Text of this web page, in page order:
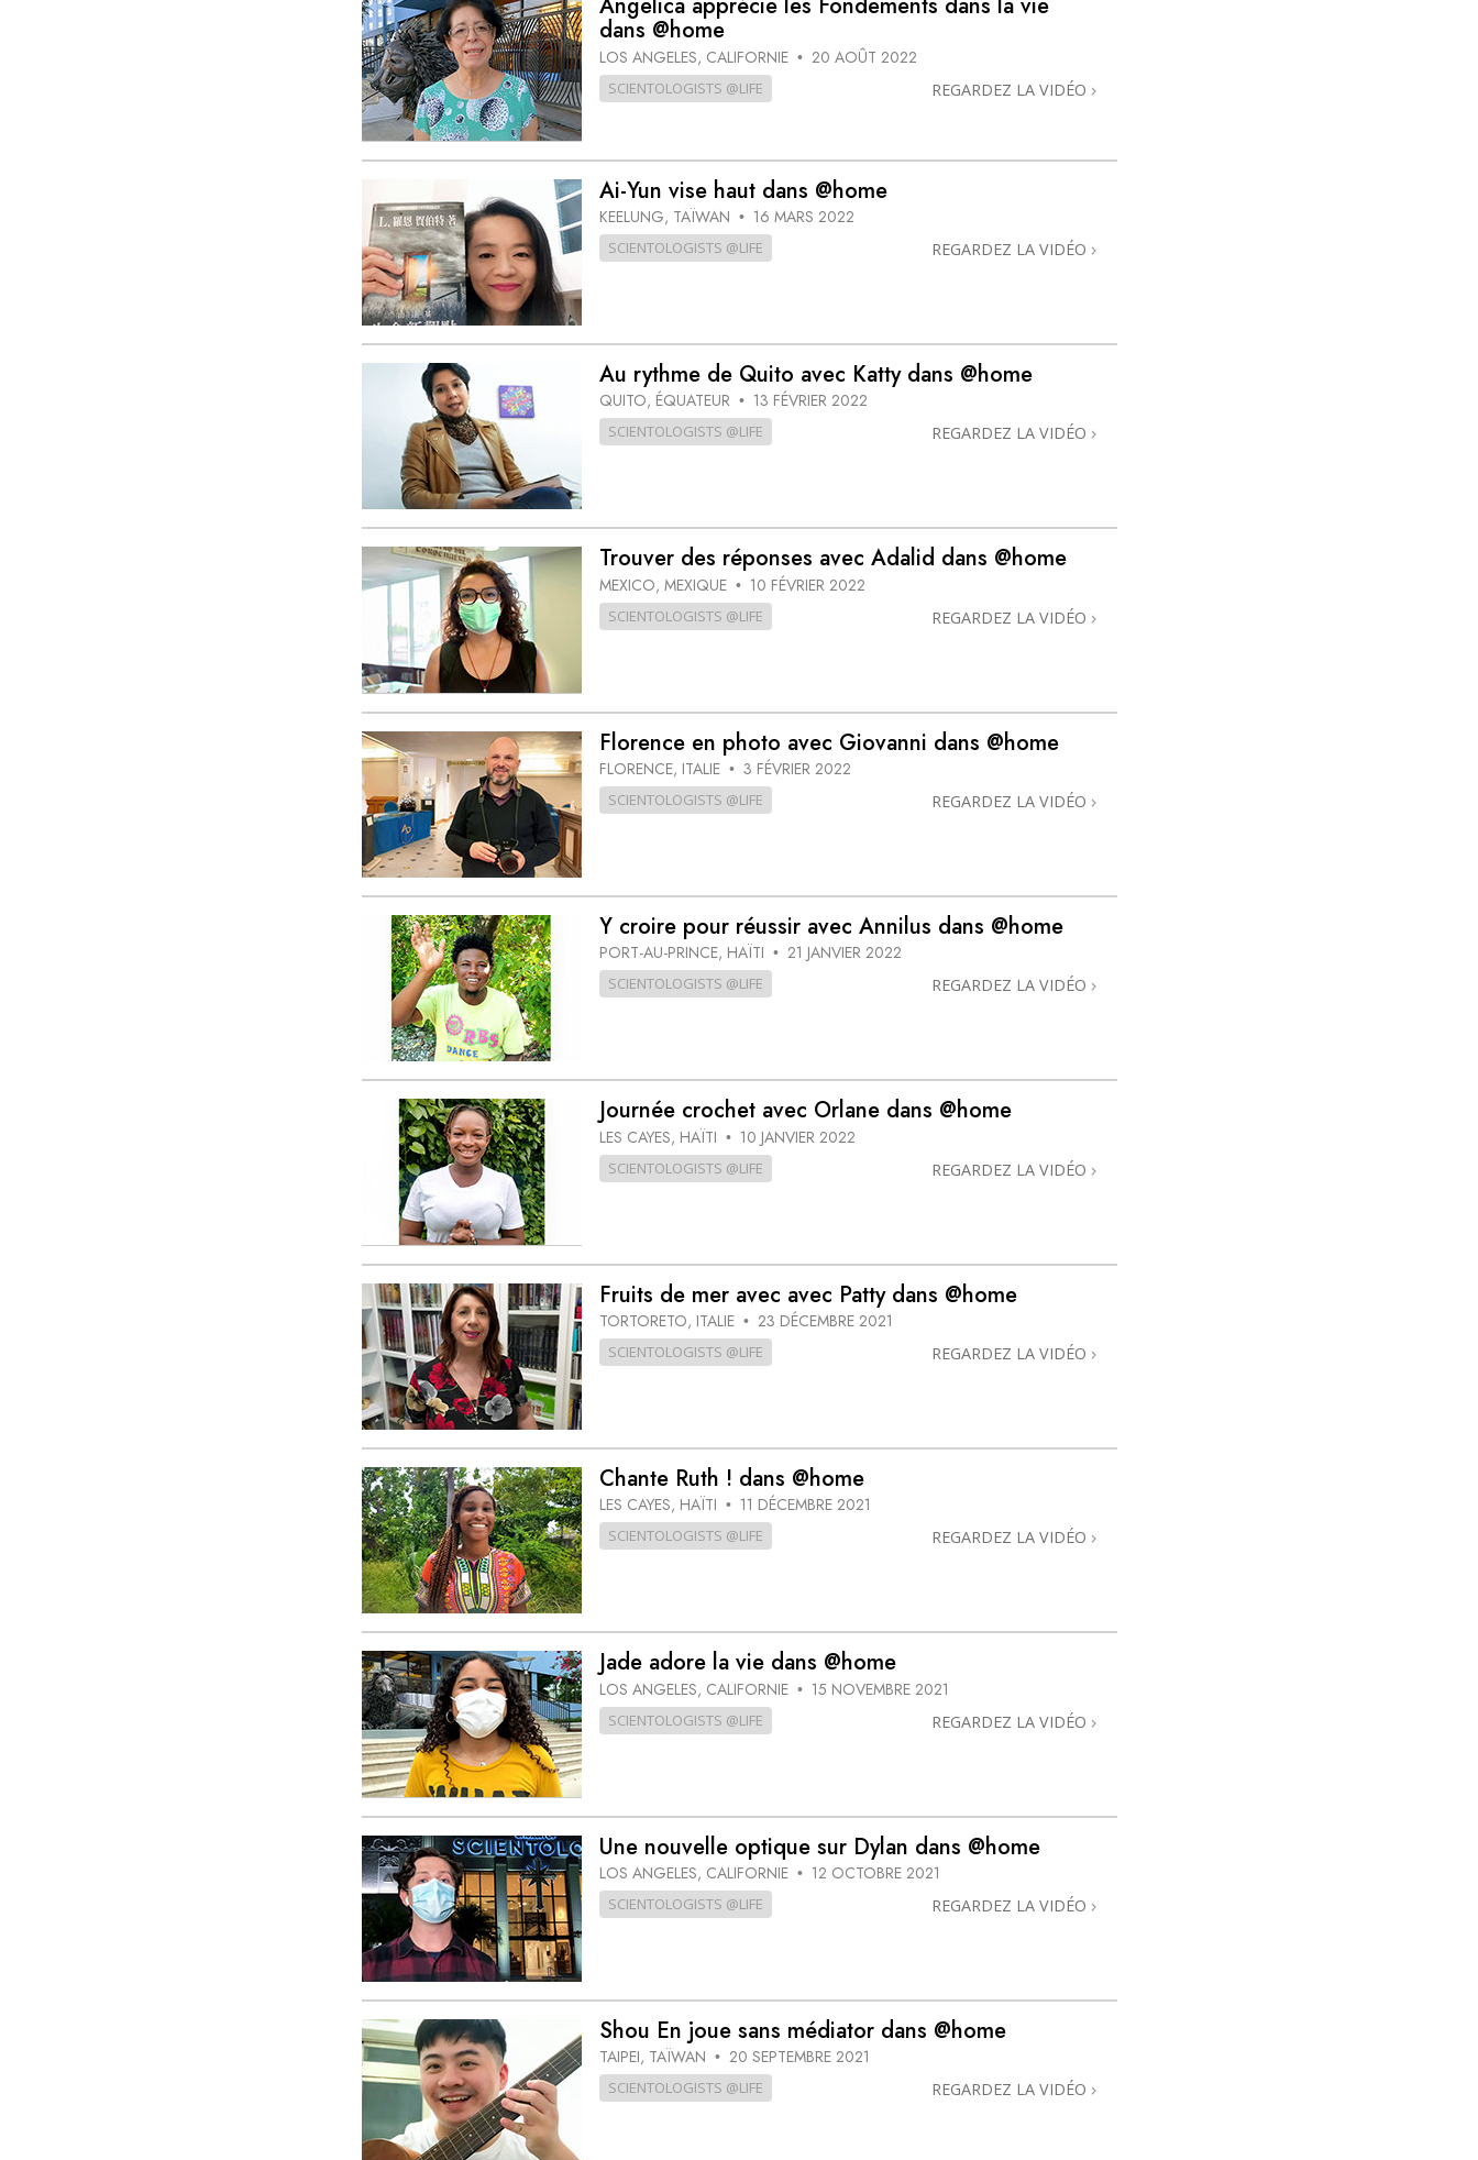
Qu’est-ce que la grandeur ?
Les enfants
Angelica apprécie les Fondements dans la vie
dans @home
LOS ANGELES, CALIFORNIE • 20 AOÛT 2022
SCIENTOLOGISTS @LIFE REGARDEZ LA VIDÉO
Ai-Yun vise haut dans @home
KEELUNG, TAÏWAN • 16 MARS 2022
SCIENTOLOGISTS @LIFE REGARDEZ LA VIDÉO
Au rythme de Quito avec Katty dans @home
QUITO, ÉQUATEUR • 13 FÉVRIER 2022
SCIENTOLOGISTS @LIFE REGARDEZ LA VIDÉO
Trouver des réponses avec Adalid dans @home
MEXICO, MEXIQUE • 10 FÉVRIER 2022
SCIENTOLOGISTS @LIFE REGARDEZ LA VIDÉO
Florence en photo avec Giovanni dans @home
FLORENCE, ITALIE • 3 FÉVRIER 2022
SCIENTOLOGISTS @LIFE REGARDEZ LA VIDÉO
Y croire pour réussir avec Annilus dans @home
PORT-AU-PRINCE, HAÏTI • 21 JANVIER 2022
SCIENTOLOGISTS @LIFE REGARDEZ LA VIDÉO
Journée crochet avec Orlane dans @home
LES CAYES, HAÏTI • 10 JANVIER 2022
SCIENTOLOGISTS @LIFE REGARDEZ LA VIDÉO
Fruits de mer avec avec Patty dans @home
TORTORETO, ITALIE • 23 DÉCEMBRE 2021
SCIENTOLOGISTS @LIFE REGARDEZ LA VIDÉO
Chante Ruth ! dans @home
LES CAYES, HAÏTI • 11 DÉCEMBRE 2021
SCIENTOLOGISTS @LIFE REGARDEZ LA VIDÉO
Jade adore la vie dans @home
LOS ANGELES, CALIFORNIE • 15 NOVEMBRE 2021
SCIENTOLOGISTS @LIFE REGARDEZ LA VIDÉO
Une nouvelle optique sur Dylan dans @home
LOS ANGELES, CALIFORNIE • 12 OCTOBRE 2021
SCIENTOLOGISTS @LIFE REGARDEZ LA VIDÉO
Shou En joue sans médiator dans @home
TAIPEI, TAÏWAN • 20 SEPTEMBRE 2021
SCIENTOLOGISTS @LIFE REGARDEZ LA VIDÉO